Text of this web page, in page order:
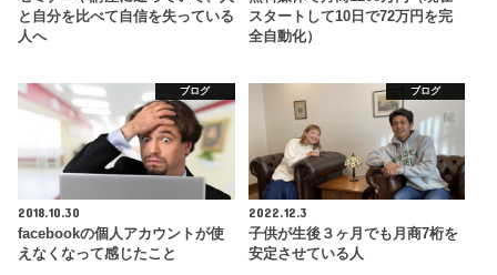
と自分を比べて自信を失っている
人へ
スタートして10日で72万円を完
全自動化）
ブログ
2018.10.30
facebookの個人アカウントが使
えなくなって感じたこと
ブログ
2022.12.3
子供が生後３ヶ月でも月商7桁を
安定させている人